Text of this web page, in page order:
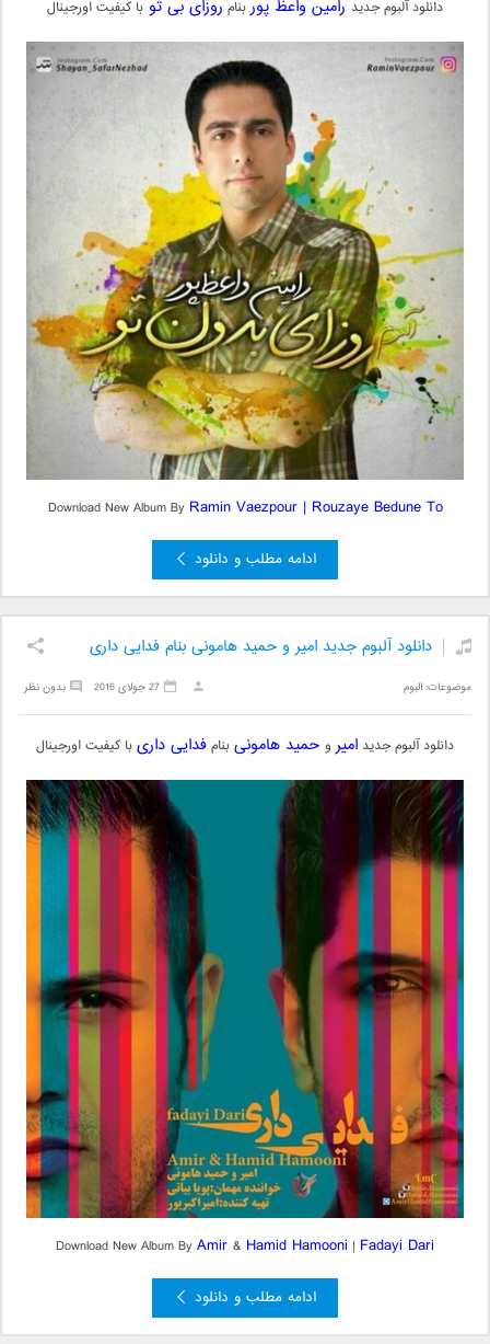
دانلود آلبوم جدید رامین واعظ پوربنام روزای بی تو با کیفیت اورجینال
Download New Album By Ramin Vaezpour | Rouzaye Bedune To
ادامه مطلب و دانلود
دانلود آلبوم جدید امیر و حمید هامونی بنام فدایی داری
موضوعات:البوم بدون نظر 27 جولای 2016
دانلود آلبوم جدید امیر و حمید هامونیبنامفدایی داریبا کیفیت اورجینال
Download New Album ByAmir & Hamid Hamooni | Fadayi Dari
ادامه مطلب و دانلود